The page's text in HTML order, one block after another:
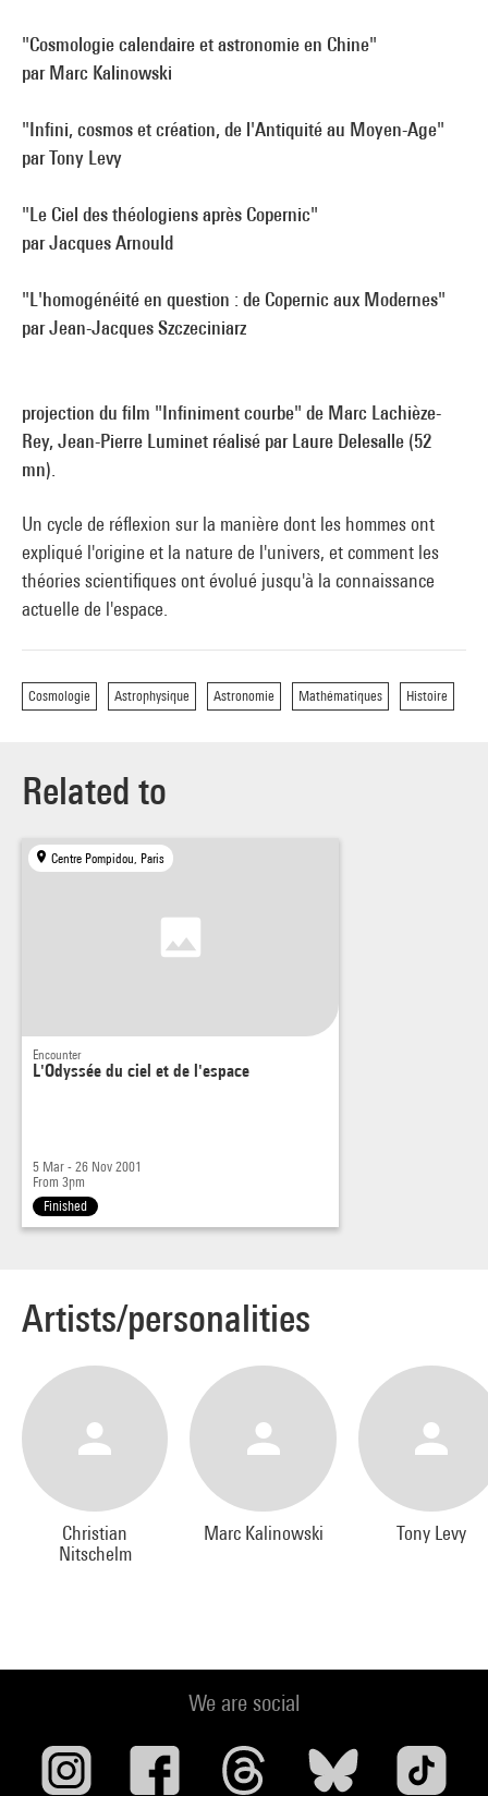
"Cosmologie calendaire et astronomie en Chine"
par Marc Kalinowski
"Infini, cosmos et création, de l'Antiquité au Moyen-Age"
par Tony Levy
"Le Ciel des théologiens après Copernic"
par Jacques Arnould
"L'homogénéité en question : de Copernic aux Modernes"
par Jean-Jacques Szczeciniarz
projection du film "Infiniment courbe" de Marc Lachièze-
Rey, Jean-Pierre Luminet réalisé par Laure Delesalle (52
mn).
Un cycle de réflexion sur la manière dont les hommes ont
expliqué l'origine et la nature de l'univers, et comment les
théories scientifiques ont évolué jusqu'à la connaissance
actuelle de l'espace.
Cosmologie Astrophysique Astronomie Mathématiques Histoire
Related to
Centre Pompidou, Paris
Encounter
L'Odyssée du ciel et de l'espace
5 Mar - 26 Nov 2001
From 3pm
Finished
Artists/personalities
Christian
Nitschelm
Marc Kalinowski Tony Levy
We are social